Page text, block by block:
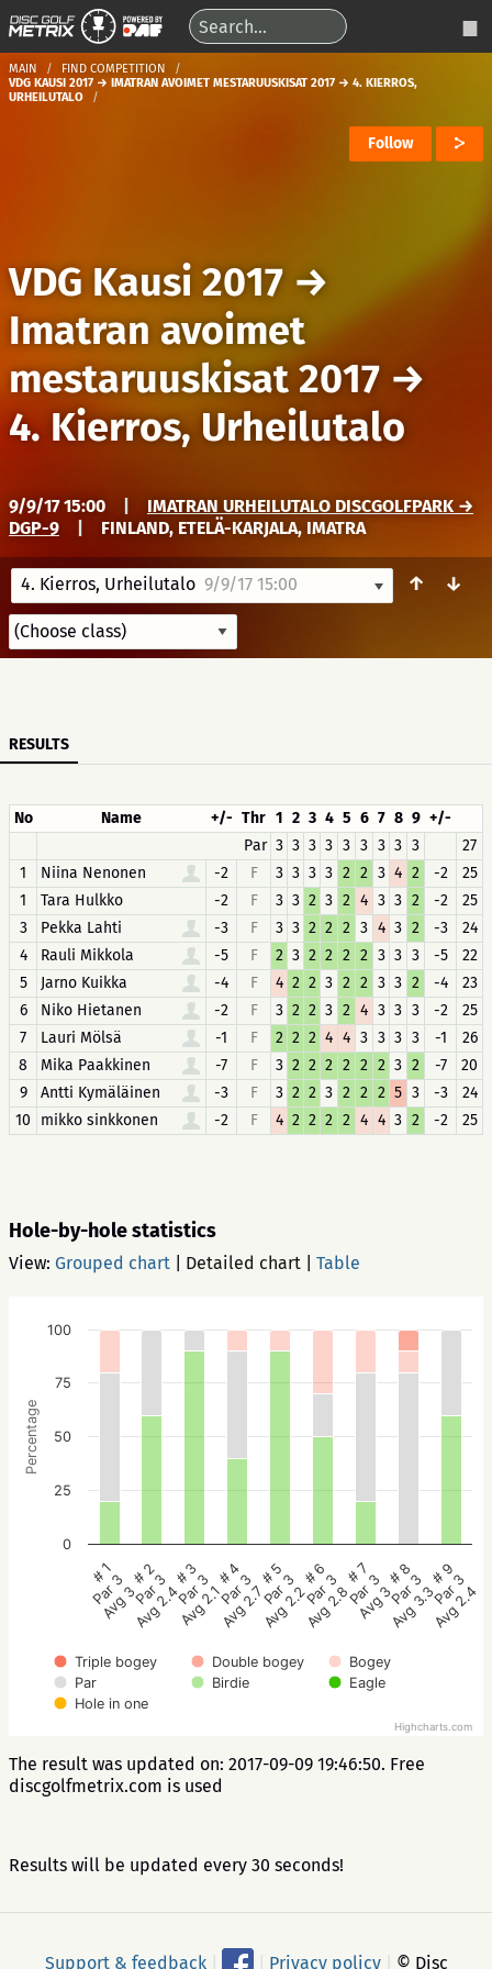
MAIN
FIND COMPETITION
VDG KAUSI 2017 → IMATRAN AVOIMET MESTARUUSKISAT 2017 → 4. KIERROS,
URHEILUTALO
Follow
VDG Kausi 2017 →
Imatran avoimet
mestaruuskisat 2017 →
4. Kierros, Urheilutalo
9/9/17 15:00
IMATRAN URHEILUTALO DISCGOLFPARK →
DGP-9
FINLAND, ETELÄ-KARJALA, IMATRA
4. Kierros, Urheilutalo 9/9/17 15:00 ↑ ↓
RESULTS
No Name +/- Thr 1 2 3 4 5 6 7 8 9 +/-
Par 3 3 3 3 3 3 3 3 3
27
1
Niina Nenonen -2 F 3 3 3 3 2 2 3 4 2 -2
25
1
Tara Hulkko -2 F 3 3 2 3 2 4 3 3 2 -2
25
3
Pekka Lahti -3 F 3 3 2 2 2 3 4 3 2 -3
24
4
Rauli Mikkola -5 F 2 3 2 2 2 2 3 3 3 -5
22
5
Jarno Kuikka -4 F 4 2 2 3 2 2 3 3 2 -4
23
6
Niko Hietanen -2 F 3 2 2 3 2 4 3 3 3 -2
25
7
Lauri Mölsä -1 F 2 2 2 4 4 3 3 3 3 -1
26
8
Mika Paakkinen -7 F 3 2 2 2 2 2 2 3 2 -7
20
9
Antti Kymäläinen -3 F 3 2 2 3 2 2 2 5 3 -3
24
10
mikko sinkkonen -2 F 4 2 2 2 2 4 4 3 2 -2 25
Hole-by-hole statistics
View: Grouped chart Detailed chart Table
Percentage
Triple bogey Double bogey
Bogey
Par
Birdie
Eagle
Hole in one
# 1
Par 3
Avg 3
# 2
Par 3
Avg 2.4
# 3
Par 3
Avg 2.1
# 4
Par 3
Avg 2.7
# 5
Par 3
Avg 2.2
# 6
Par 3
Avg 2.8
# 7
Par 3
Avg 3
# 8
Par 3
Avg 3.3
# 9
Par 3
Avg 2.4
0
25
50
75
100
Highcharts.com
The result was updated on: 2017-09-09 19:46:50. Free
discgolfmetrix.com is used
Results will be updated every 30 seconds!
Support & feedback Privacy policy © Disc